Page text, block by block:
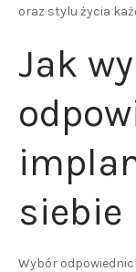
oraz stylu życia
Jak
siebie
Wybór